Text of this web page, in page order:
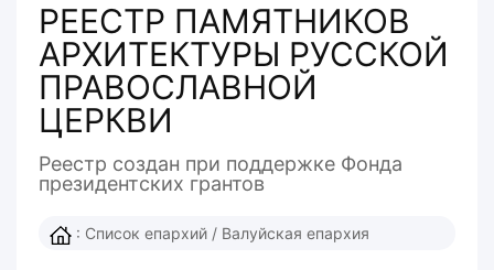
РЕЕСТР ПАМЯТНИКОВ
АРХИТЕКТУРЫ РУССКОЙ
ПРАВОСЛАВНОЙ
ЦЕРКВИ
Реестр создан при поддержке Фонда
президентcких грантов
: Список епархий / Валуйская епархия